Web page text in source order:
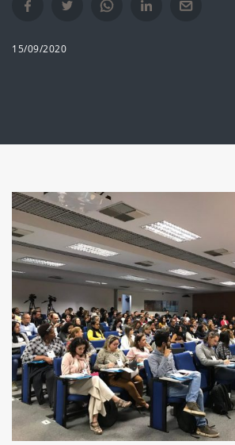
Compartilhar no Facebook em nova janela
Compartilhar no Twitter em nova janela
Compartilhar no Whatsapp em
Compartilhar noCompartilhar
15/09/2020